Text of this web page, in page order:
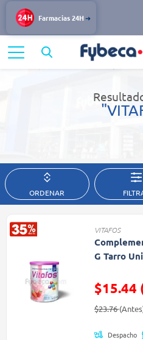
Farmacias 24H
Resultados de búsqueda
ORDENAR
VITAFOS
G Tarro
$15.44
Precio
$23.76
Despacho